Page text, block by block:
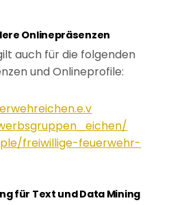
Onlinepräsenzen
auch für die folgenden
und Onlineprofile:
freiwillige-feuerwehr-
für Text und Data Mining